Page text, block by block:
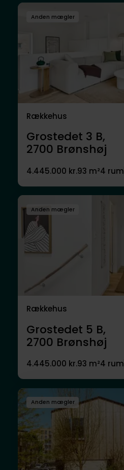
Anden mægler
Rækkehus
Grostedet 3 B,
2700 Brønshøj
4.445.000 kr.93 m²4 rum
Anden mægler
Rækkehus
Grostedet 5 B,
2700 Brønshøj
4.445.000 kr.93 m²4 rum
Anden mægler